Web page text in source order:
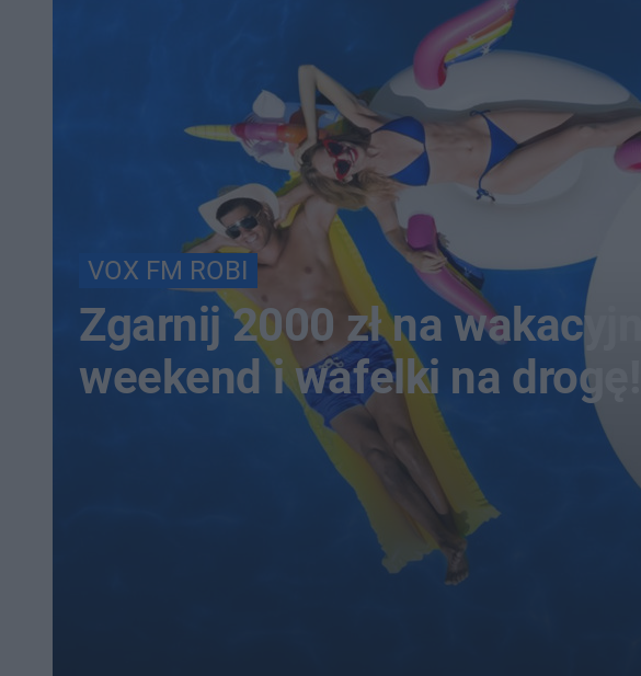
VOX FM ROBI
Zgarnij 2000 zł na wakacyjny
weekend i wafelki na drogę!